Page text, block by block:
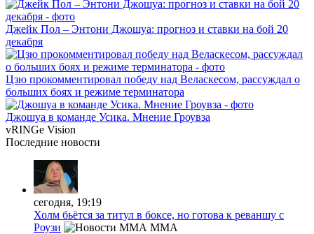
Джейк Пол – Энтони Джошуа: прогноз и ставки на бой 20
декабря
Цзю прокомментировал победу над Веласкесом, рассуждал о
больших боях и режиме терминатора
Джошуа в команде Усика. Мнение Гроувза
vRINGe Vision
Последние новости
сегодня, 19:19
Холм бьётся за титул в боксе, но готова к реваншу с
Роузи
MMA